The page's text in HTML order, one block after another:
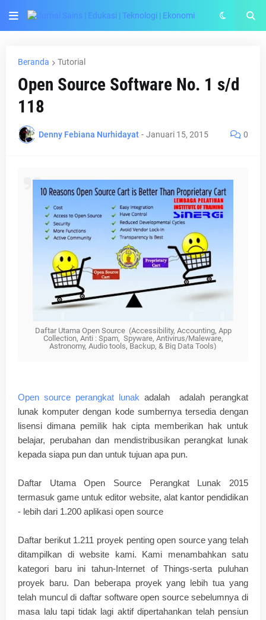
Beranda Tutorial
Open Source Software No. 1 s/d
118
Denny Febiana Nurhidayat - Januari 15, 2015 0
Daftar Utama Open Source (Accessibility, Accounting, App
Collection, Anti : Spam, Spyware, Antivirus/Maleware,
Astronomy, Audio tools, Backup, & Big Data Tools)
Open source perangkat lunak adalah adalah perangkat
lunak komputer dengan kode sumbernya tersedia dengan
lisensi dimana pemilik hak cipta memberikan hak untuk
belajar, perubahan dan mendistribusikan perangkat lunak
kepada siapa pun dan untuk tujuan apa pun.
Daftar Utama Open Source Perangkat Lunak 2015
termasuk game untuk editor website, alat kantor pendidikan
- lebih dari 1.200 aplikasi open source
Daftar berikut 1.211 proyek penting open source yang telah
ditampilkan di website kami. Kami menambahkan satu
kategori baru ini tahun-Internet of Things-serta puluhan
proyek baru. Dan beberapa proyek yang lebih tua yang
telah muncul di daftar software open source sebelumnya di
masa lalu tapi tidak lagi aktif dipertahankan telah pensiun